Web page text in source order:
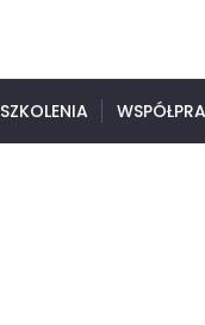
SZKOLENIA